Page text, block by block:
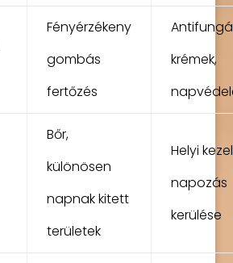
Fényérzékeny
gombás
fertőzés
krémek,
Bőr,
különösen
napnak kitett
területek
Helyi
napozás
kerülése